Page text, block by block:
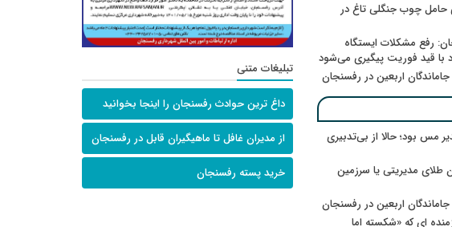
چوب جنگلی تاغ در
رفع مشکلات ایستگاه
با قید فوریت پیگیری می‌شود
اربعین در رفسنجان
مس بود؛ حالا از بی‌تدبیری
طلای مدیریتی یا سرزمین
اربعین در رفسنجان
ای که «شکسته اما
تبلیغات متنی
داغ ترین حوادث رفسنجان را اینجا بخوانید
از مدیران غافل تا ماهیگیران قابل در رفسنجان
خرید پسته رفسنجان